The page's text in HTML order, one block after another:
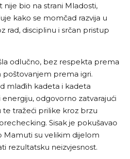
bio na strani Mladosti,
kako se momčad razvija u
rad, disciplinu i srčan pristup
odlučno, bez respekta prema
poštovanjem prema igri.
mlađih kadeta i kadeta
odgovorno zatvarajući
tražeći prilike kroz brzu
Sisak je pokušavao
su velikim dijelom
rezultatsku neizvjesnost.